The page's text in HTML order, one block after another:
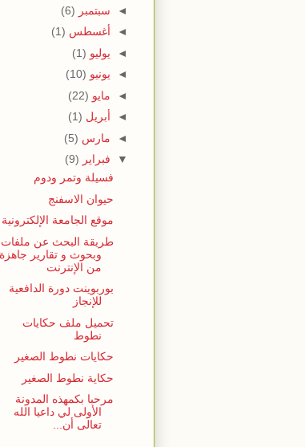
◄ سبتمبر (6)
◄ أغسطس (1)
◄ يوليو (1)
◄ يونيو (10)
◄ مايو (22)
◄ أبريل (1)
◄ مارس (5)
▼ فبراير (9)
فسيلة وتمر ودوم
حيوان الاسفنج
موقع الجامعة الإلكترونية
طريقة البحث عن ملفات
وبحوث و تقارير جاهزة
من الإنترنت
بوربوينت دورة الدافعية
للإنجاز
تحميل ملف حكايات
نطوط
حكايات نطوط الصغير
حكاية نطوط الصغير
مرحبا بكمهذه المدونة
الأولى لي داعيا الله
تعالى أن...